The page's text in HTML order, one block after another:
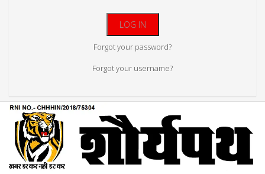
Forgot your password?
Forgot your username?